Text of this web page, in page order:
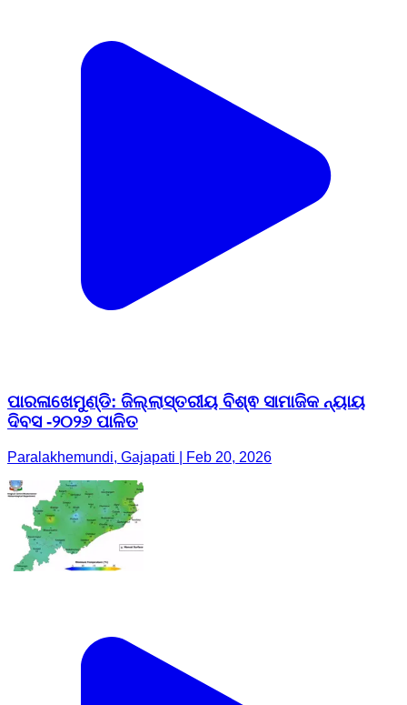
ପାରଳାଖେମୁଣ୍ଡି: ଜିଲ୍ଲାସ୍ତରୀୟ ବିଶ୍ଵ ସାମାଜିକ ନ୍ୟାୟ
ଦିବସ -୨୦୨୬ ପାଳିତ
Paralakhemundi, Gajapati | Feb 20, 2026